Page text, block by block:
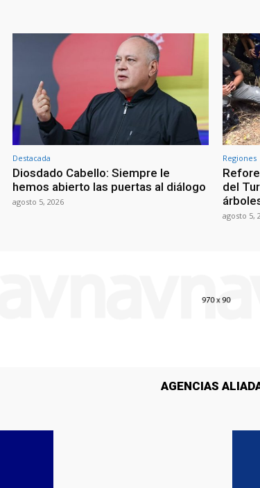
Destacada
Diosdado Cabello: Siempre le
hemos abierto las puertas al diálogo
agosto 5, 2026
Regiones
del
agosto 5,
AGENCIAS